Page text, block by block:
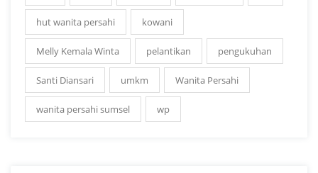
hut wanita persahi kowani
Melly Kemala Winta pelantikan pengukuhan
Santi Diansari umkm Wanita Persahi
wanita persahi sumsel wp